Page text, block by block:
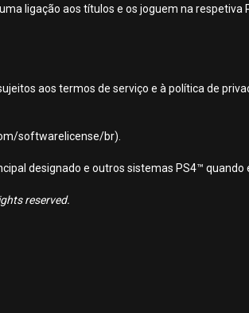
ligação aos títulos e os joguem na
aos termos de serviço e à política de
softwarelicense/br).
designado e outros sistemas PS4™ quando
reserved.